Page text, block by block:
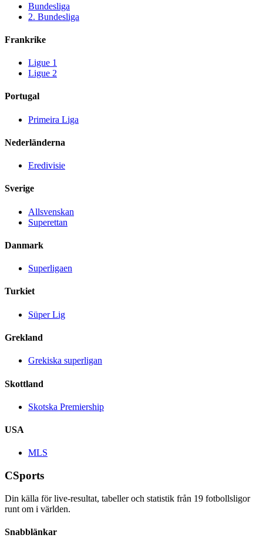
Bundesliga
2. Bundesliga
Frankrike
Ligue 1
Ligue 2
Portugal
Primeira Liga
Nederländerna
Eredivisie
Sverige
Allsvenskan
Superettan
Danmark
Superligaen
Turkiet
Süper Lig
Grekland
Grekiska superligan
Skottland
Skotska Premiership
USA
MLS
CSports
Din källa för live-resultat, tabeller och statistik från 19 fotbollsligor
runt om i världen.
Snabblänkar